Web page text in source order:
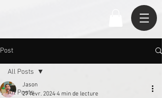
Post
All Posts
All Posts
Jason
27 févr. 2024 4 min de lecture